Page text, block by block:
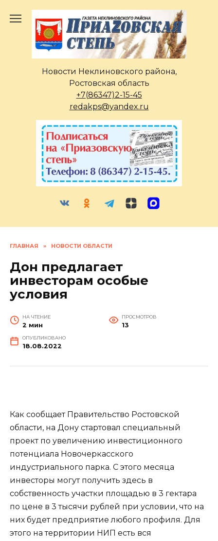
содержанию
Новости Неклиновского района,
Ростовская область
+7(86347)2-15-45
redakps@yandex.ru
ГЛАВНАЯ » НОВОСТИ ОБЛАСТИ
Дон предлагает
инвесторам особые
условия
НА ЧТЕНИЕ
2 мин
ПРОСМОТРОВ
13
ОПУБЛИКОВАНО
18.08.2022
Как сообщает Правительство Ростовской
области, на Дону стартовал специальный
проект по увеличению инвестиционного
потенциала Новочеркасского
индустриального парка. С этого месяца
инвесторы могут получить здесь в
собственность участки площадью в 3 гектара
по цене в 3 тысячи рублей при условии, что на
них будет предприятие любого профиля. Для
этого на территории НИП есть вся